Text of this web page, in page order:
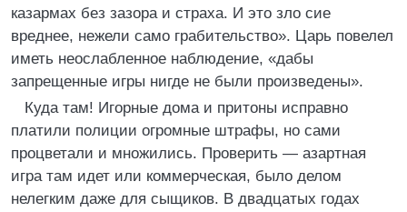
казармах без зазора и страха. И это зло сие
вреднее, нежели само грабительство». Царь повелел
иметь неослабленное наблюдение, «дабы
запрещенные игры нигде не были произведены».
Куда там! Игорные дома и притоны исправно
платили полиции огромные штрафы, но сами
процветали и множились. Проверить — азартная
игра там идет или коммерческая, было делом
нелегким даже для сыщиков. В двадцатых годах